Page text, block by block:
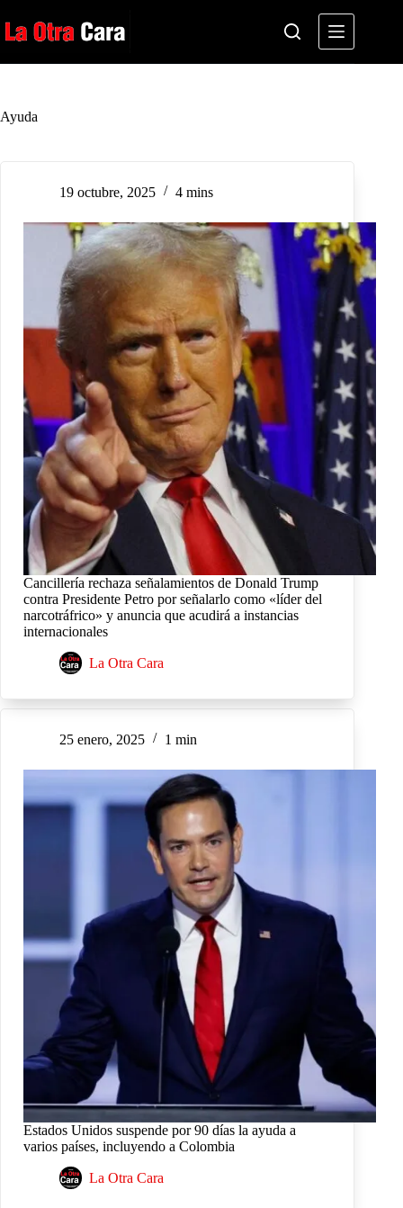
al
contenido
Ayuda
19 octubre, 2025 4 mins
Cancillería rechaza señalamientos de Donald Trump
contra Presidente Petro por señalarlo como «líder del
narcotráfrico» y anuncia que acudirá a instancias
internacionales
La Otra Cara
25 enero, 2025 1 min
Estados Unidos suspende por 90 días la ayuda a
varios países, incluyendo a Colombia
La Otra Cara